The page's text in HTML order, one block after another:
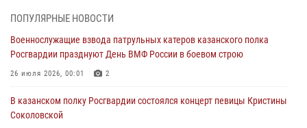
Татарстанские росгвардейцы завоевали «бронзу» в окружном этапе
24 июля 2026, 15:05 4
В казанском полку Росгвардии состоялся концерт певицы Кристины
23 июля 2026, 10:22
ПОПУЛЯРНЫЕ НОВОСТИ
Военнослужащие взвода патрульных катеров казанского полка
Росгвардии празднуют День ВМФ России в боевом строю
26 июля 2026, 00:01 2
В казанском полку Росгвардии состоялся концерт певицы Кристины
Соколовской